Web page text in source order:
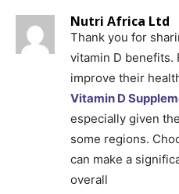
Nutri Africa Ltd
Thank you for
vitamin D benefits.
improve their
Vitamin D
especially given
some regions.
can make a
overall